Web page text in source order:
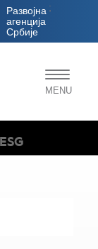
Развојна
агенција
Србије
;
Toggle
MENU